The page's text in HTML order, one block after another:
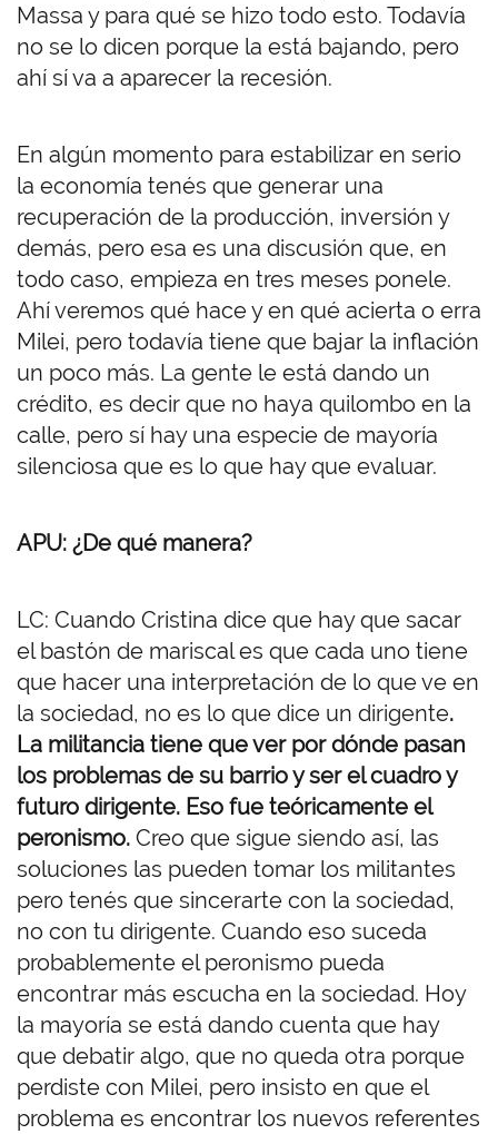
Massa y para qué se hizo todo esto. Todavía
no se lo dicen porque la está bajando, pero
ahí sí va a aparecer la recesión.
En algún momento para estabilizar en serio
la economía tenés que generar una
recuperación de la producción, inversión y
demás, pero esa es una discusión que, en
todo caso, empieza en tres meses ponele.
Ahí veremos qué hace y en qué acierta o erra
Milei, pero todavía tiene que bajar la inflación
un poco más. La gente le está dando un
crédito, es decir que no haya quilombo en la
calle, pero sí hay una especie de mayoría
silenciosa que es lo que hay que evaluar.
APU: ¿De qué manera?
LC: Cuando Cristina dice que hay que sacar
el bastón de mariscal es que cada uno tiene
que hacer una interpretación de lo que ve en
la sociedad, no es lo que dice un dirigente.
La militancia tiene que ver por dónde pasan
los problemas de su barrio y ser el cuadro y
futuro dirigente. Eso fue teóricamente el
peronismo. Creo que sigue siendo así, las
soluciones las pueden tomar los militantes
pero tenés que sincerarte con la sociedad,
no con tu dirigente. Cuando eso suceda
probablemente el peronismo pueda
encontrar más escucha en la sociedad. Hoy
la mayoría se está dando cuenta que hay
que debatir algo, que no queda otra porque
perdiste con Milei, pero insisto en que el
problema es encontrar los nuevos referentes